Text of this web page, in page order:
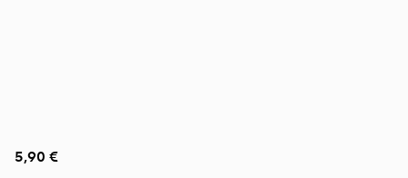
5,90 €